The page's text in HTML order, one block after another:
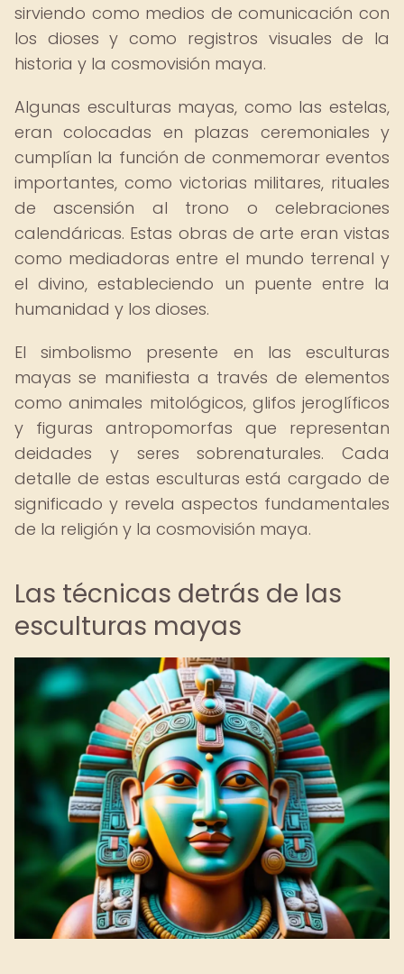
sirviendo como medios de comunicación con
los dioses y como registros visuales de la
historia y la cosmovisión maya.
Algunas esculturas mayas, como las estelas,
eran colocadas en plazas ceremoniales y
cumplían la función de conmemorar eventos
importantes, como victorias militares, rituales
de ascensión al trono o celebraciones
calendáricas. Estas obras de arte eran vistas
como mediadoras entre el mundo terrenal y
el divino, estableciendo un puente entre la
humanidad y los dioses.
El simbolismo presente en las esculturas
mayas se manifiesta a través de elementos
como animales mitológicos, glifos jeroglíficos
y figuras antropomorfas que representan
deidades y seres sobrenaturales. Cada
detalle de estas esculturas está cargado de
significado y revela aspectos fundamentales
de la religión y la cosmovisión maya.
Las técnicas detrás de las
esculturas mayas